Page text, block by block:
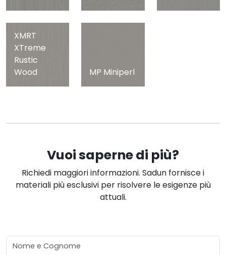
XMRT
XTreme
Rustic
Wood
MP Miniperl
Vuoi saperne di più?
Richiedi maggiori informazioni. Sadun fornisce i
materiali più esclusivi per risolvere le esigenze più
attuali.
Nome e Cognome